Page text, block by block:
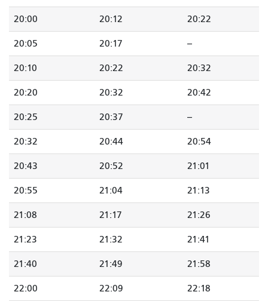
20:00 20:12 20:22
20:05 20:17 --
20:10 20:22 20:32
20:20 20:32 20:42
20:25 20:37 --
20:32 20:44 20:54
20:43 20:52 21:01
20:55 21:04 21:13
21:08 21:17 21:26
21:23 21:32 21:41
21:40 21:49 21:58
22:00 22:09 22:18